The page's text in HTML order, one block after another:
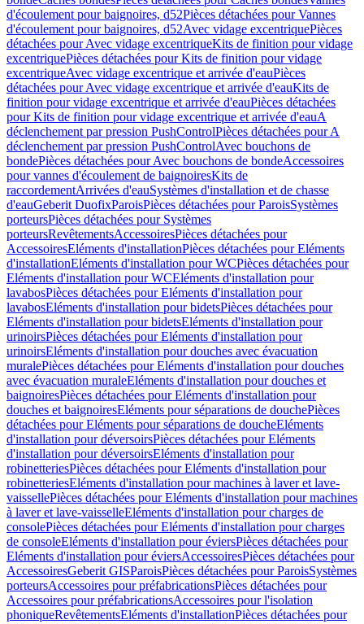
d'écoulement pour baignoires, d52Pièces détachées pour Vannes
d'écoulement pour baignoires, d52Avec vidage excentriquePièces
détachées pour Avec vidage excentriqueKits de finition pour vidage
excentriquePièces détachées pour Kits de finition pour vidage
excentriqueAvec vidage excentrique et arrivée d'eauPièces
détachées pour Avec vidage excentrique et arrivée d'eauKits de
finition pour vidage excentrique et arrivée d'eauPièces détachées
pour Kits de finition pour vidage excentrique et arrivée d'eauA
déclenchement par pression PushControlPièces détachées pour A
déclenchement par pression PushControlAvec bouchons de
bondePièces détachées pour Avec bouchons de bondeAccessoires
pour vannes d'écoulement de baignoiresKits de
raccordementArrivées d'eauSystèmes d'installation et de chasse
d'eauGeberit DuofixParoisPièces détachées pour ParoisSystèmes
porteursPièces détachées pour Systèmes
porteursRevêtementsAccessoiresPièces détachées pour
AccessoiresEléments d'installationPièces détachées pour Eléments
d'installationEléments d'installation pour WCPièces détachées pour
Eléments d'installation pour WCEléments d'installation pour
lavabosPièces détachées pour Eléments d'installation pour
lavabosEléments d'installation pour bidetsPièces détachées pour
Eléments d'installation pour bidetsEléments d'installation pour
urinoirsPièces détachées pour Eléments d'installation pour
urinoirsEléments d'installation pour douches avec évacuation
muralePièces détachées pour Eléments d'installation pour douches
avec évacuation muraleEléments d'installation pour douches et
baignoiresPièces détachées pour Eléments d'installation pour
douches et baignoiresEléments pour séparations de douchePièces
détachées pour Eléments pour séparations de doucheEléments
d'installation pour déversoirsPièces détachées pour Eléments
d'installation pour déversoirsEléments d'installation pour
robinetteriesPièces détachées pour Eléments d'installation pour
robinetteriesEléments d'installation pour machines à laver et lave-
vaissellePièces détachées pour Eléments d'installation pour machines
à laver et lave-vaisselleEléments d'installation pour charges de
consolePièces détachées pour Eléments d'installation pour charges
de consoleEléments d'installation pour éviersPièces détachées pour
Eléments d'installation pour éviersAccessoiresPièces détachées pour
AccessoiresGeberit GISParoisPièces détachées pour ParoisSystèmes
porteursAccessoires pour préfabricationsPièces détachées pour
Accessoires pour préfabricationsAccessoires pour l'isolation
phoniqueRevêtementsEléments d'installationPièces détachées pour